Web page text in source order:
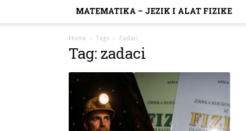
MATEMATIKA – JEZIK I ALAT FIZIKE
Home Tags Zadaci
Tag: zadaci